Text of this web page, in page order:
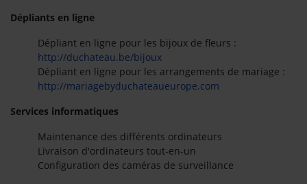
Dépliants en ligne
Dépliant en ligne pour les bijoux de fleurs :
http://duchateau.be/bijoux
Dépliant en ligne pour les arrangements de mariage :
http://mariagebyduchateaueurope.com
Services informatiques
Maintenance des différents ordinateurs
Livraison d'ordinateurs tout-en-un
Configuration des caméras de surveillance